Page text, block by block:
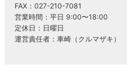
FAX：027-210-7081
営業時間：平日 9:00〜18:00
定休日：日曜日
運営責任者：車崎（クルマザキ）